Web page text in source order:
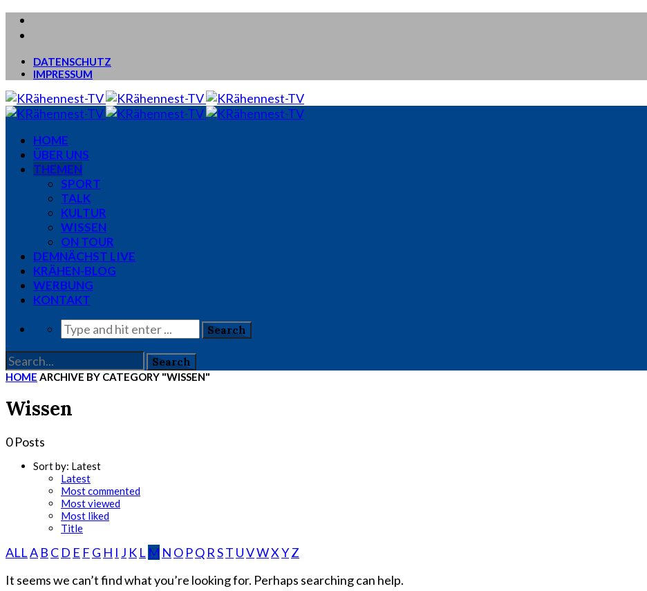
DATENSCHUTZ
IMPRESSUM
HOME
ÜBER UNS
THEMEN
SPORT
TALK
KULTUR
WISSEN
ON TOUR
DEMNÄCHST LIVE
KRÄHEN-BLOG
WERBUNG
KONTAKT
HOME ARCHIVE BY CATEGORY "WISSEN"
Wissen
0 Posts
Sort by: Latest
Latest
Most commented
Most viewed
Most liked
Title
ALLA B C D E F G H I J K L M N O PQ RST UVWXYZ
It seems we can’t find what you’re looking for. Perhaps searching can help.